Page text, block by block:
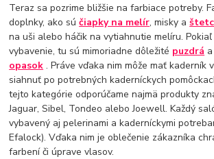
Teraz sa pozrime bližšie na farbiace potreby.
doplnky, ako súčiapky na melír, misky a
na uši alebo háčik na vytiahnutie melíru.
vybavenie, tu sú mimoriadne dôležité puzdrá a
opasok . Práve vďaka nim môže mať kaderník
siahnuť po potrebných kaderníckych
tejto kategórie odporúčame najmä produkty
Jaguar, Sibel, Tondeo alebo Joewell. Každý
vybavený aj pelerinami a kaderníckymi
Efalock). Vďaka nim je oblečenie zákazníka
farbení či úprave vlasov.